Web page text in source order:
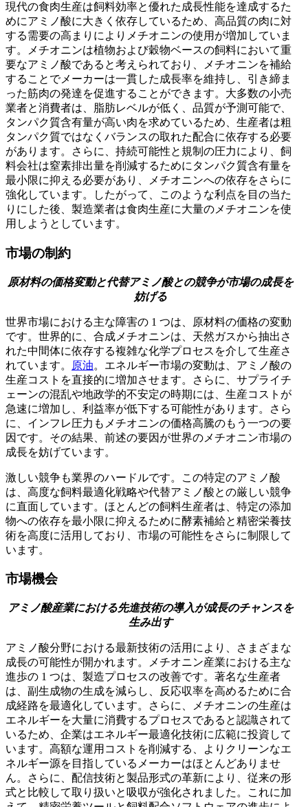
現代の食肉生産は飼料効率と優れた成長性能を達成するた
めにアミノ酸に大きく依存しているため、高品質の肉に対
する需要の高まりによりメチオニンの使用が増加していま
す。メチオニンは植物および穀物ベースの飼料において重
要なアミノ酸であると考えられており、メチオニンを補給
することでメーカーは一貫した成長率を維持し、引き締ま
った筋肉の発達を促進することができます。大多数の小売
業者と消費者は、脂肪レベルが低く、品質が予測可能で、
タンパク質含有量が高い肉を求めているため、生産者は粗
タンパク質ではなくバランスの取れた配合に依存する必要
があります。さらに、持続可能性と規制の圧力により、飼
料会社は窒素排出量を削減するためにタンパク質含有量を
最小限に抑える必要があり、メチオニンへの依存をさらに
強化しています。したがって、このような利点を目の当た
りにした後、製造業者は食肉生産に大量のメチオニンを使
用しようとしています。
市場の制約
原材料の価格変動と代替アミノ酸との競争が市場の成長を
妨げる
世界市場における主な障害の 1 つは、原材料の価格の変動
です。世界的に、合成メチオニンは、天然ガスから抽出さ
れた中間体に依存する複雑な化学プロセスを介して生産さ
れています。
原油。エネルギー市場の変動は、アミノ酸の
生産コストを直接的に増加させます。さらに、サプライチ
ェーンの混乱や地政学的不安定の時期には、生産コストが
急速に増加し、利益率が低下する可能性があります。さら
に、インフレ圧力もメチオニンの価格高騰のもう一つの要
因です。その結果、前述の要因が世界のメチオニン市場の
成長を妨げています。
激しい競争も業界のハードルです。この特定のアミノ酸
は、高度な飼料最適化戦略や代替アミノ酸との厳しい競争
に直面しています。ほとんどの飼料生産者は、特定の添加
物への依存を最小限に抑えるために酵素補給と精密栄養技
術を高度に活用しており、市場の可能性をさらに制限して
います。
市場機会
アミノ酸産業における先進技術の導入が成長のチャンスを
生み出す
アミノ酸分野における最新技術の活用により、さまざまな
成長の可能性が開かれます。メチオニン産業における主な
進歩の 1 つは、製造プロセスの改善です。著名な生産者
は、副生成物の生成を減らし、反応収率を高めるために合
成経路を最適化しています。さらに、メチオニンの生産は
エネルギーを大量に消費するプロセスであると認識されて
いるため、企業はエネルギー最適化技術に広範に投資して
います。高額な運用コストを削減する、よりクリーンなエ
ネルギー源を目指しているメーカーはほとんどありませ
ん。さらに、配信技術と製品形式の革新により、従来の形
式と比較して取り扱いと吸収が強化されました。これに加